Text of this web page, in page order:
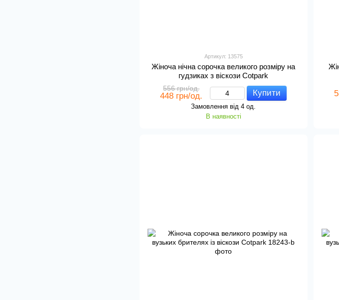
Артикул: 13575
Жіноча нічна сорочка великого розміру на
гудзиках з віскози Сotpark
556 грн/од.
448 грн/од. Купити
Замовлення від 4 од.
В наявності